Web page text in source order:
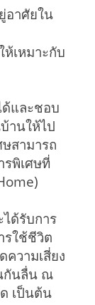
อาศัยใน
ห้เหมาะกับ
ด้และชอบ
านให้ไป
สามารถ
รพิเศษที่
ด้รับการ
รใช้ชีวิต
วามเสี่ยง
กันลื่น ณ
เป็นต้น